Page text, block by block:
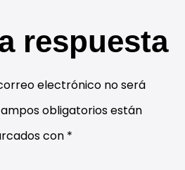
respuesta
electrónico no será
obligatorios están
con *